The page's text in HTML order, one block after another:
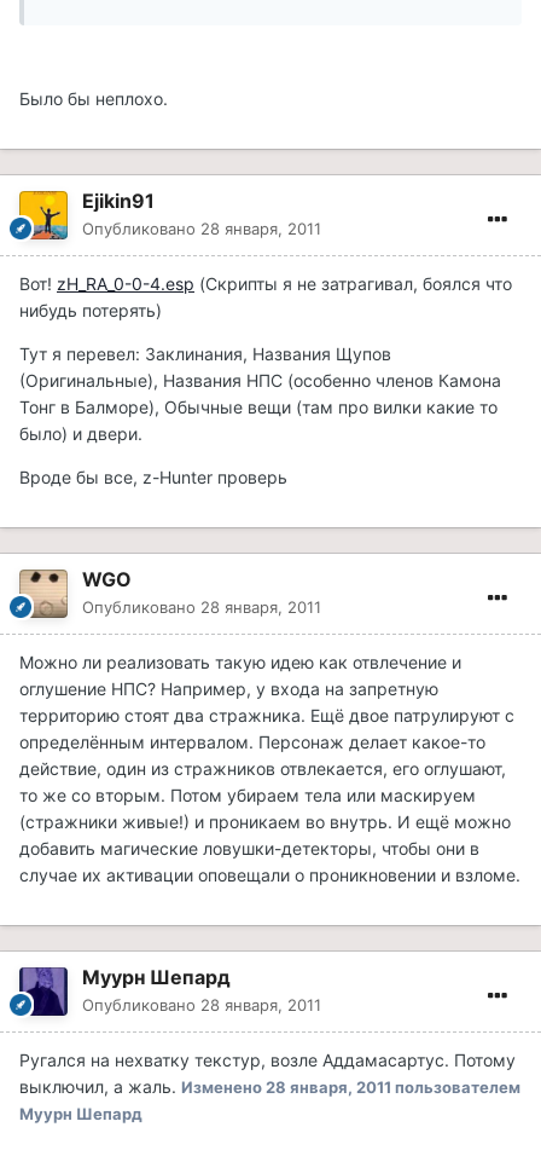
Было бы неплохо.
Ejikin91
Опубликовано 28 января, 2011
Вот! zH_RA_0-0-4.esp (Скрипты я не затрагивал, боялся что
нибудь потерять)
Тут я перевел: Заклинания, Названия Щупов
(Оригинальные), Названия НПС (особенно членов Камона
Тонг в Балморе), Обычные вещи (там про вилки какие то
было) и двери.
Вроде бы все, z-Hunter проверь
WGO
Опубликовано 28 января, 2011
Можно ли реализовать такую идею как отвлечение и
оглушение НПС? Например, у входа на запретную
территорию стоят два стражника. Ещё двое патрулируют с
определённым интервалом. Персонаж делает какое-то
действие, один из стражников отвлекается, его оглушают,
то же со вторым. Потом убираем тела или маскируем
(стражники живые!) и проникаем во внутрь. И ещё можно
добавить магические ловушки-детекторы, чтобы они в
случае их активации оповещали о проникновении и взломе.
Муурн Шепард
Опубликовано 28 января, 2011
Ругался на нехватку текстур, возле Аддамасартус. Потому
выключил, а жаль. Изменено28 января, 2011 пользователем
Муурн Шепард